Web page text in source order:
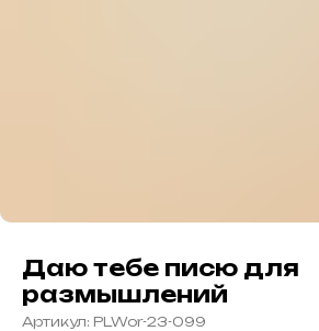
Даю тебе писю для
размышлений
Артикул: PLWor-23-099